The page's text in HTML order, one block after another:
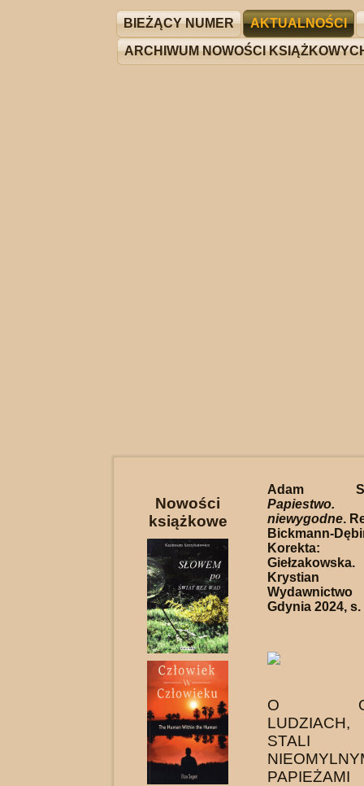
BIEŻĄCY NUMER AKTUALNOŚCI
ARCHIWUM NOWOŚCI
Nowości
książkowe
Adam
niewygodne.
Bickmann-
Korekta:
Krystian
Gdynia 2024, s.
O
PAPIEŻAMI